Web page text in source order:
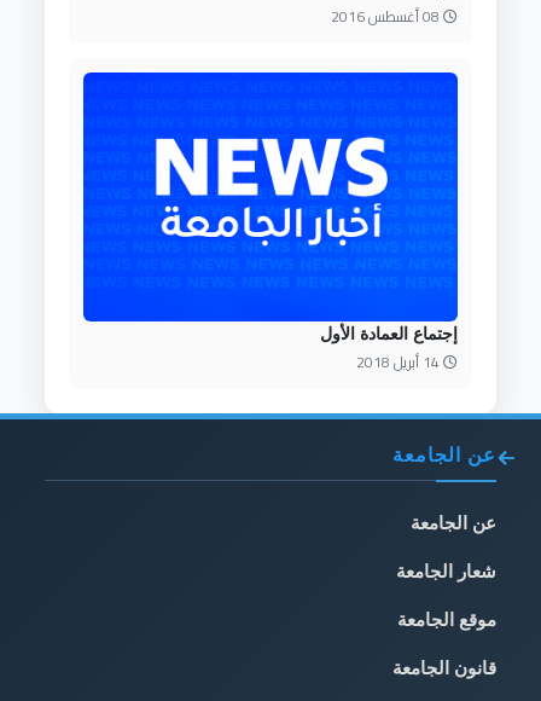
إجتماع العمادة الأول
عن الجامعة
عن الجامعة
شعار الجامعة
موقع الجامعة
قانون الجامعة